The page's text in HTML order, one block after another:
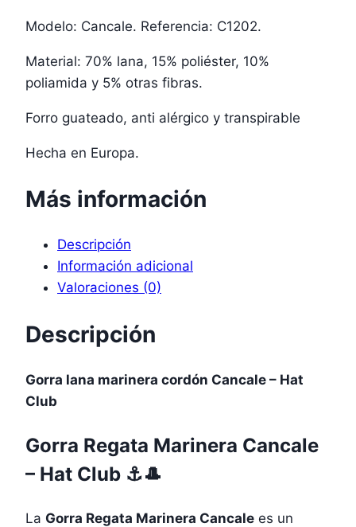
Modelo: Cancale. Referencia: C1202.
Material: 70% lana, 15% poliéster, 10%
poliamida y 5% otras fibras.
Forro guateado, anti alérgico y transpirable
Hecha en Europa.
Más información
Descripción
Información adicional
Valoraciones (0)
Descripción
Gorra lana marinera cordón Cancale – Hat
Club
Gorra Regata Marinera Cancale
– Hat Club ⚓🎩
La Gorra Regata Marinera Cancale es un